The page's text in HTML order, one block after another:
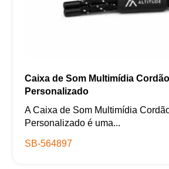
Caixa de Som Multimídia
Personalizado
A Caixa de Som Multimídia
Personalizado é uma...
SB-564897